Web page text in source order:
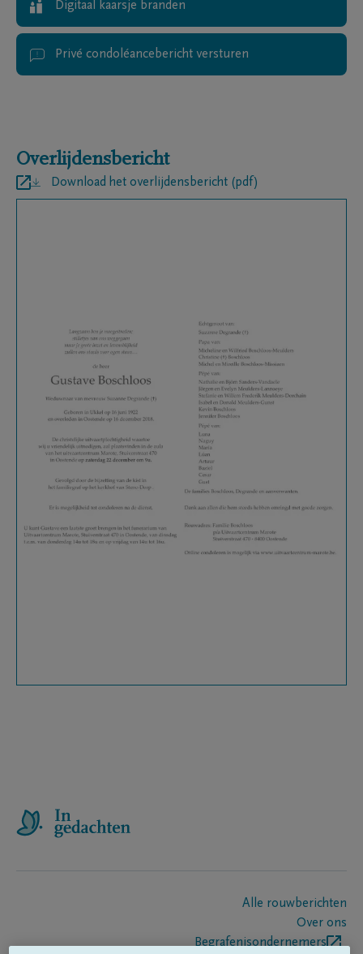
Digitaal kaarsje branden
Privé condoléancebericht versturen
Overlijdensbericht
Download het overlijdensbericht (pdf)
Alle rouwberichten
Over ons
Begrafenisondernemers